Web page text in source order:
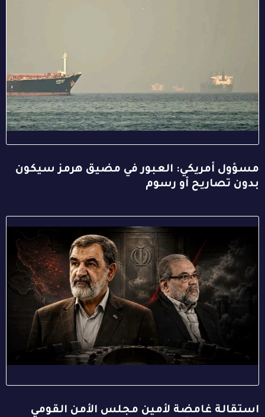
مسؤول أمريكي: العبور في مضيق هرمز سيكون
بدون تصاريح أو رسوم
استقالة غامضة لأمين مجلس الأمن القومي